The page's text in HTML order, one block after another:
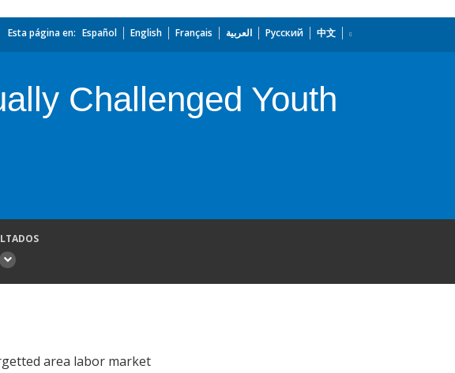
Esta página en: Español English Français العربية Русский 中文
Challenged Youth
area labor market